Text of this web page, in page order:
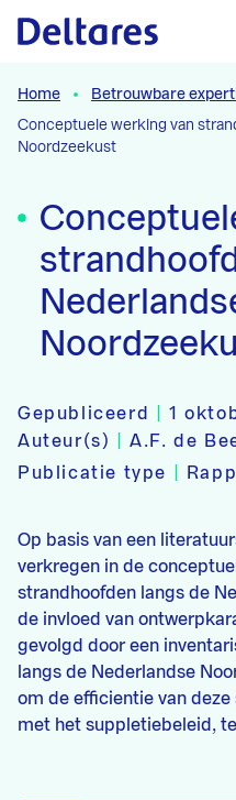
Naar hoofdcontent
Home Betrouwbare
Conceptuele werking van
Noordzeekust
Gepubliceerd |1
Auteur(s)
|A.F. de
Publicatie type
Op basis van een
verkregen in de
strandhoofden langs de
de invloed van
gevolgd door een
langs de Nederlandse
om de efficientie van
met het suppletiebeleid,